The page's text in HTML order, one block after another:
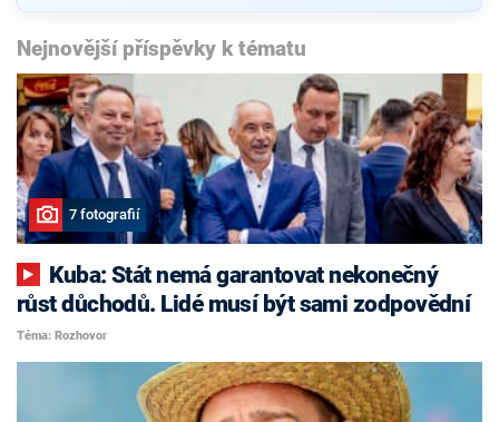
Nejnovější příspěvky k tématu
7 fotografií
růst důchodů. Lidé musí být sami zodpovědní
Téma: Rozhovor